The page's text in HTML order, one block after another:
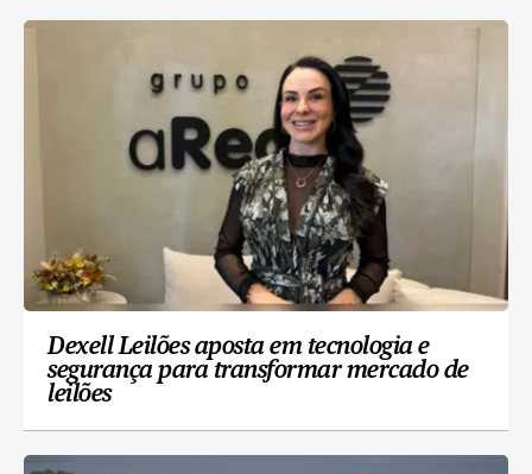
Dexell Leilões aposta em tecnologia e
segurança para transformar mercado de
leilões